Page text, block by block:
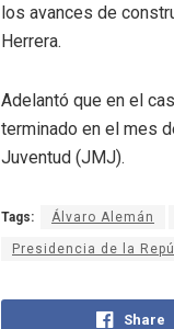
los avances de
Herrera.
Adelantó que en el
terminado en el mes
Juventud (JMJ).
Tags: Álvaro Alemán
Presidencia de la
Share